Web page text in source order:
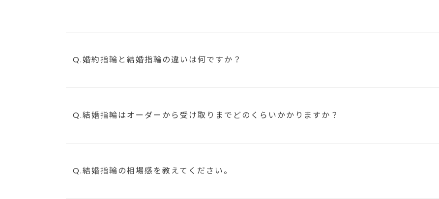
Q.婚約指輪と結婚指輪の違いは何ですか？
Q.結婚指輪はオーダーから受け取りまで どのくらいかかりますか？
Q.結婚指輪の相場感を教えてください。